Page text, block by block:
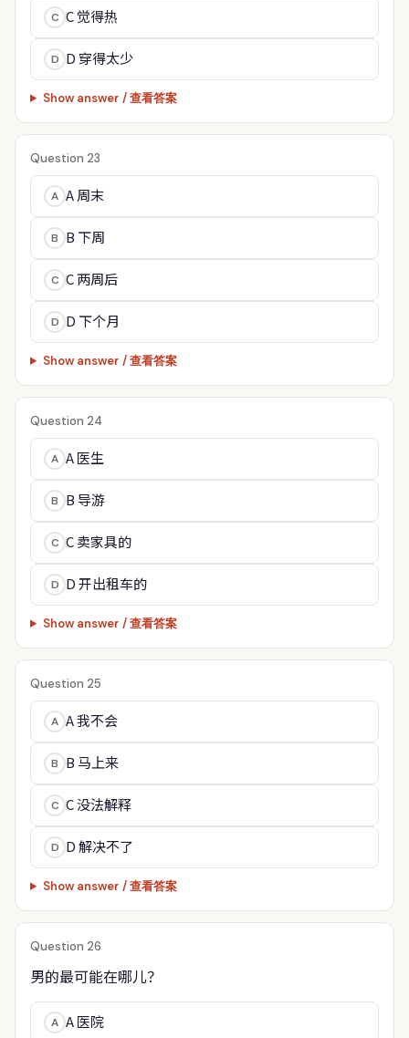
C C 觉得热
D D 穿得太少
Show answer / 查看答案
Question 23
A A 周末
B B 下周
C C 两周后
D D 下个月
Show answer / 查看答案
Question 24
A A 医生
B B 导游
C C 卖家具的
D D 开出租车的
Show answer / 查看答案
Question 25
A A 我不会
B B 马上来
C C 没法解释
D D 解决不了
Show answer / 查看答案
Question 26
男的最可能在哪儿？
A A 医院